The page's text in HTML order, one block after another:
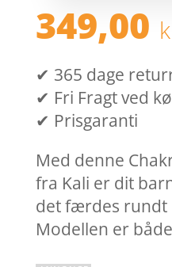
349,00
✔ 365 dage
✔ Fri Fragt ved
✔ Prisgaranti
Med denne
fra Kali er dit
det færdes rundt
Modellen er